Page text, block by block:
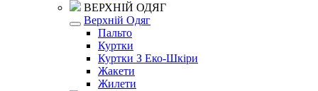
ВЕРХНІЙ ОДЯГ
Верхній Одяг
Пальто
Куртки
Куртки З Еко-Шкіри
Жакети
Жилети